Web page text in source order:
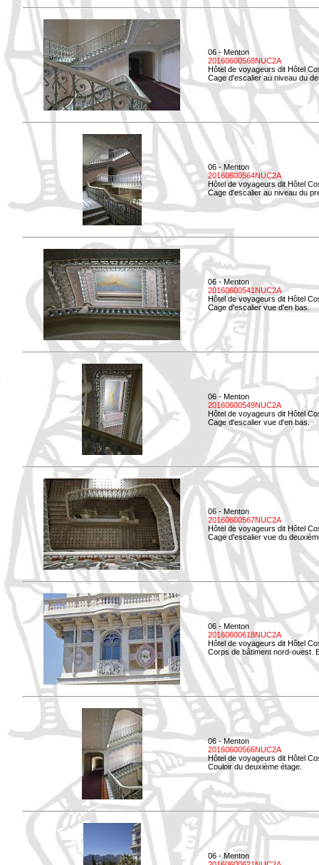
06 - Menton
20160600568NUC2A
Hôtel de voyageurs dit Hôtel
Cage d'escalier au niveau du
06 - Menton
20160600564NUC2A
Hôtel de voyageurs dit Hôtel
Cage d'escalier au niveau du
06 - Menton
20160600541NUC2A
Hôtel de voyageurs dit Hôtel
Cage d'escalier vue d'en bas.
06 - Menton
20160600549NUC2A
Hôtel de voyageurs dit Hôtel
Cage d'escalier vue d'en bas.
06 - Menton
20160600567NUC2A
Hôtel de voyageurs dit Hôtel
Cage d'escalier vue du
06 - Menton
20160600618NUC2A
Hôtel de voyageurs dit Hôtel
Corps de bâtiment nord-ouest.
06 - Menton
20160600566NUC2A
Hôtel de voyageurs dit Hôtel
Couloir du deuxième étage.
06 - Menton